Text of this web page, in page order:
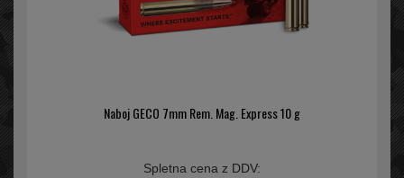
Naboj GECO 7mm Rem. Mag. Express 10 g
Spletna cena z DDV: